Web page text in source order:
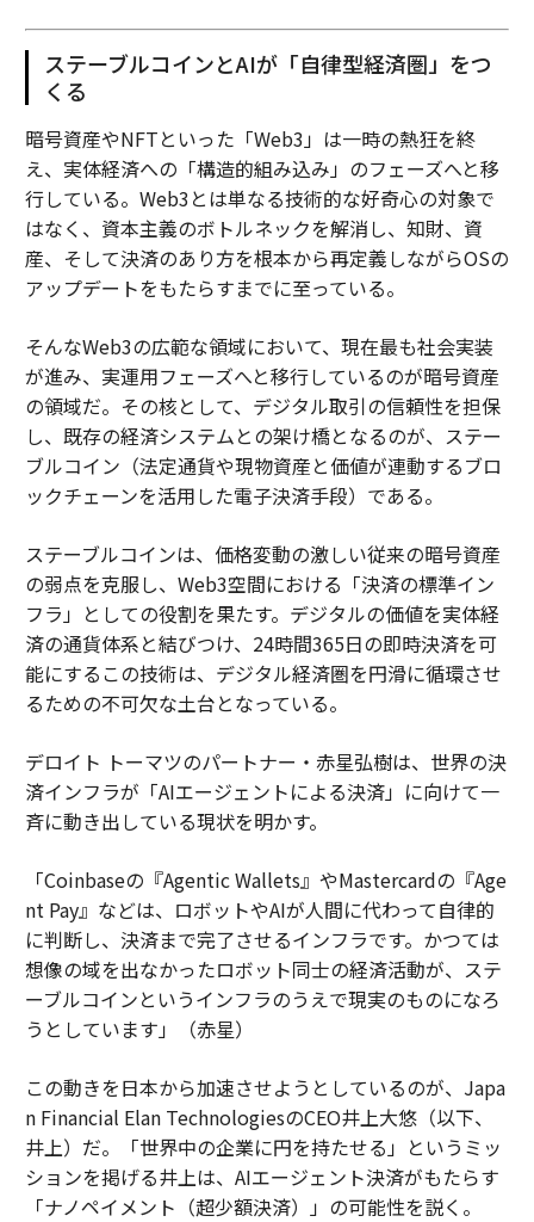
ステーブルコインとAIが「自律型経済圏」をつ
くる
暗号資産やNFTといった「Web3」は一時の熱狂を終
え、実体経済への「構造的組み込み」のフェーズへと移
行している。Web3とは単なる技術的な好奇心の対象で
はなく、資本主義のボトルネックを解消し、知財、資
産、そして決済のあり方を根本から再定義しながらOSの
アップデートをもたらすまでに至っている。
そんなWeb3の広範な領域において、現在最も社会実装
が進み、実運用フェーズへと移行しているのが暗号資産
の領域だ。その核として、デジタル取引の信頼性を担保
し、既存の経済システムとの架け橋となるのが、ステー
ブルコイン（法定通貨や現物資産と価値が連動するブロ
ックチェーンを活用した電子決済手段）である。
ステーブルコインは、価格変動の激しい従来の暗号資産
の弱点を克服し、Web3空間における「決済の標準イン
フラ」としての役割を果たす。デジタルの価値を実体経
済の通貨体系と結びつけ、24時間365日の即時決済を可
能にするこの技術は、デジタル経済圏を円滑に循環させ
るための不可欠な土台となっている。
デロイト トーマツのパートナー・赤星弘樹は、世界の決
済インフラが「AIエージェントによる決済」に向けて一
斉に動き出している現状を明かす。
「Coinbaseの『Agentic Wallets』やMastercardの『Age
nt Pay』などは、ロボットやAIが人間に代わって自律的
に判断し、決済まで完了させるインフラです。かつては
想像の域を出なかったロボット同士の経済活動が、ステ
ーブルコインというインフラのうえで現実のものになろ
うとしています」（赤星）
この動きを日本から加速させようとしているのが、Japa
n Financial Elan TechnologiesのCEO井上大悠（以下、
井上）だ。「世界中の企業に円を持たせる」というミッ
ションを掲げる井上は、AIエージェント決済がもたらす
「ナノペイメント（超少額決済）」の可能性を説く。